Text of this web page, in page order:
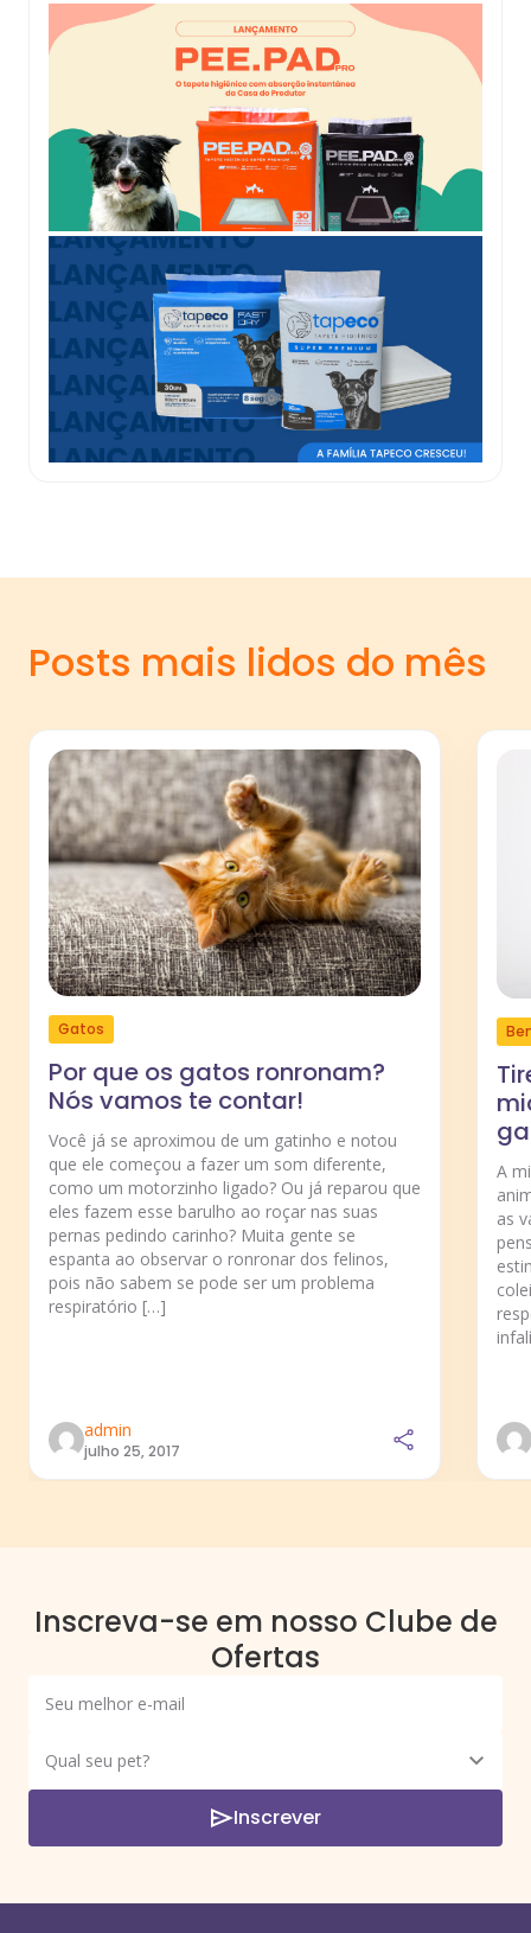
Posts mais lidos do mês
Gatos
Por que os gatos ronronam?
Nós vamos te contar!
Você já se aproximou de um gatinho e notou
que ele começou a fazer um som diferente,
como um motorzinho ligado? Ou já reparou que
eles fazem esse barulho ao roçar nas suas
pernas pedindo carinho? Muita gente se
espanta ao observar o ronronar dos felinos,
pois não sabem se pode ser um problema
respiratório […]
admin
julho 25, 2017
A
as
Inscreva-se em nosso Clube de
Ofertas
Inscrever